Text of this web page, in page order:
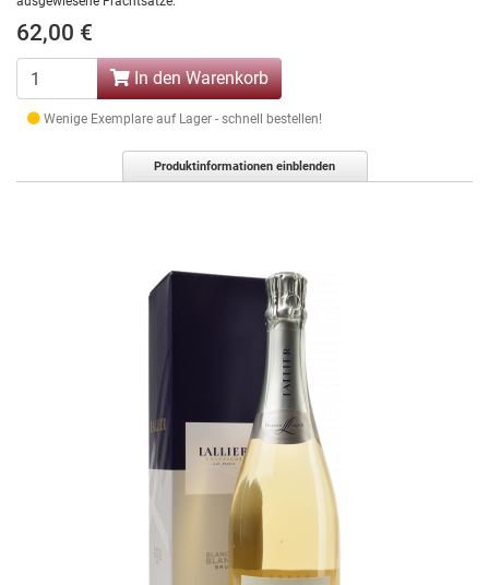
62,00 €
In den Warenkorb
Wenige Exemplare auf Lager - schnell bestellen!
Produktinformationen einblenden